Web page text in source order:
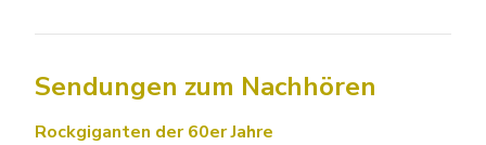
Sendungen zum Nachhören
Rockgiganten der 60er Jahre